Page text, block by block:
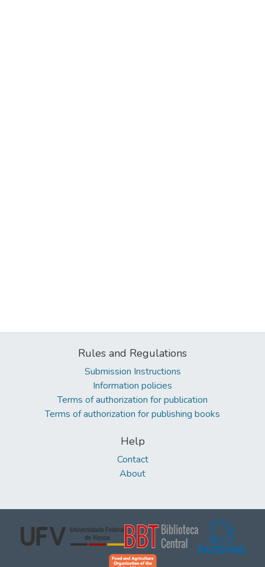
Rules and Regulations
Submission Instructions
Information policies
Terms of authorization for publication
Terms of authorization for publishing books
Help
Contact
About